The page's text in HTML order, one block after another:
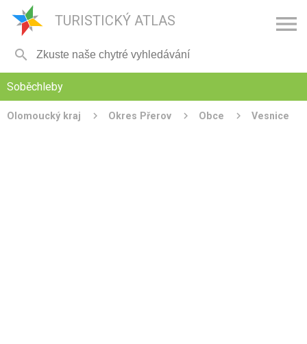
TURISTICKÝ ATLAS 

Soběchleby
Olomoucký kraj Okres Přerov Obce Vesnice